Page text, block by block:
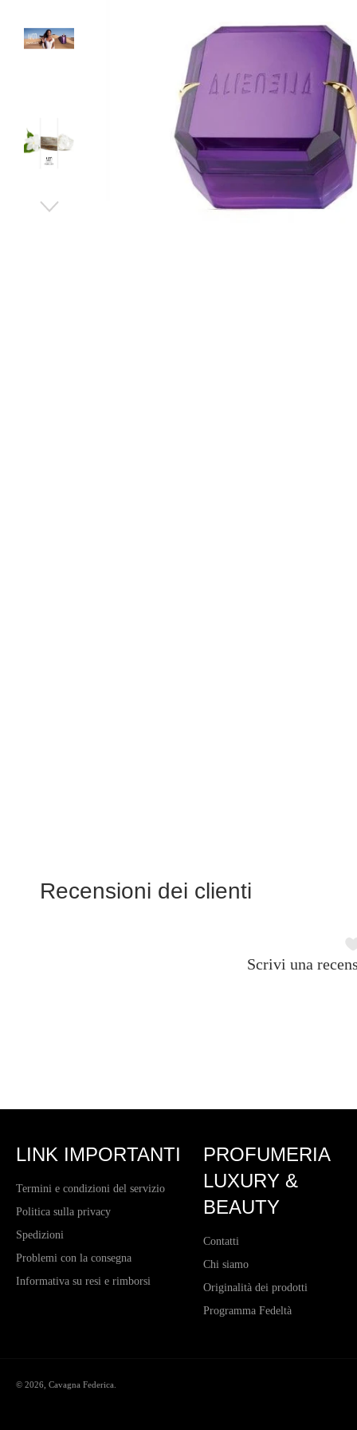
Recensioni dei clienti
Scrivi una
LINK IMPORTANTI
Termini e condizioni del servizio
Politica sulla privacy
Spedizioni
Problemi con la consegna
Informativa su resi e rimborsi
PROFUMERIA
LUXURY &
BEAUTY
Contatti
Chi siamo
Originalità dei prodotti
Programma Fedeltà
© 2026, Cavagna Federica